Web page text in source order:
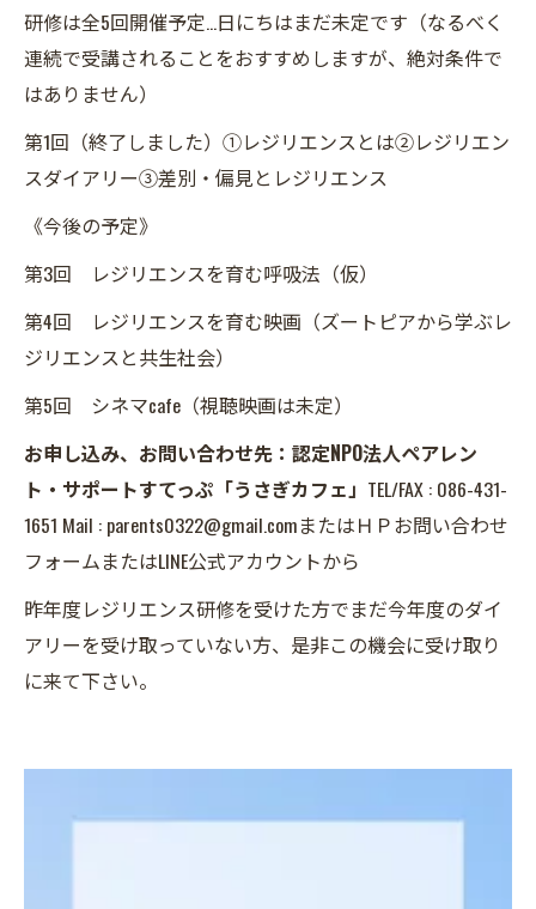
研修は全5回開催予定…日にちはまだ未定です（なるべく
連続で受講されることをおすすめしますが、絶対条件で
はありません）
第1回（終了しました）①レジリエンスとは②レジリエン
スダイアリー③差別・偏見とレジリエンス
《今後の予定》
第3回 レジリエンスを育む呼吸法（仮）
第4回 レジリエンスを育む映画（ズートピアから学ぶレ
ジリエンスと共生社会）
第5回 シネマcafe（視聴映画は未定）
お申し込み、お問い合わせ先：認定NPO法人ペアレン
ト・サポートすてっぷ「うさぎカフェ」 TEL/FAX : 086-431-
1651 Mail : parents0322@gmail.comまたはＨＰお問い合わせ
フォームまたはLINE公式アカウントから
昨年度レジリエンス研修を受けた方でまだ今年度のダイ
アリーを受け取っていない方、是非この機会に受け取り
に来て下さい。